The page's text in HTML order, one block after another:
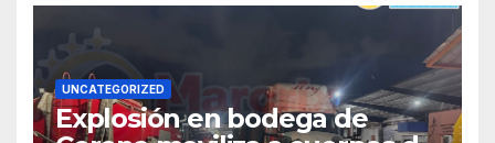
UNCATEGORIZED
Explosión en bodega de